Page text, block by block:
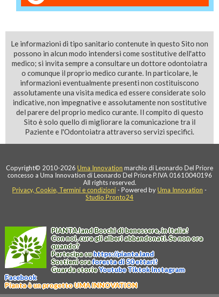
Le informazioni di tipo sanitario contenute in questo Sito non
possono in alcun modo intendersi come sostitutive dell'atto
medico; si invita sempre a consultare un dottore odontoiatra
o comunque il proprio medico curante. In particolare, le
informazioni eventualmente presenti non costituiscono
assolutamente una visita medica ed essere considerate solo
indicative, non impegnative e assolutamente non sostitutive
del parere del proprio medico curante. Il compito di questo
Sito è solo quello di migliorare la comunicazione tra il
Paziente e l'Odontoiatra attraverso servizi specifici.
Copyright© 2010-2026 Uma Innovation marchio di Leonardo Del Priore
concesso a Uma Innovation di Leonardo Del Priore P.IVA 01610040196
All rights reserved.
Privacy, Cookie, Termini e condizioni - Powered byUma Innovation -
Studio Pronto24
PIANTA.landBoschi di benessere, in Italia!
Con noi, cura gli alberi abbandonati. Se non ora
quando?
Partecipa suhttps://pianta.land
Sostieni oraforesta di 50 ettari!
Guarda storieYoutubeTiktokInstagram
Facebook
Pianta è un progetto UMA INNOVATION